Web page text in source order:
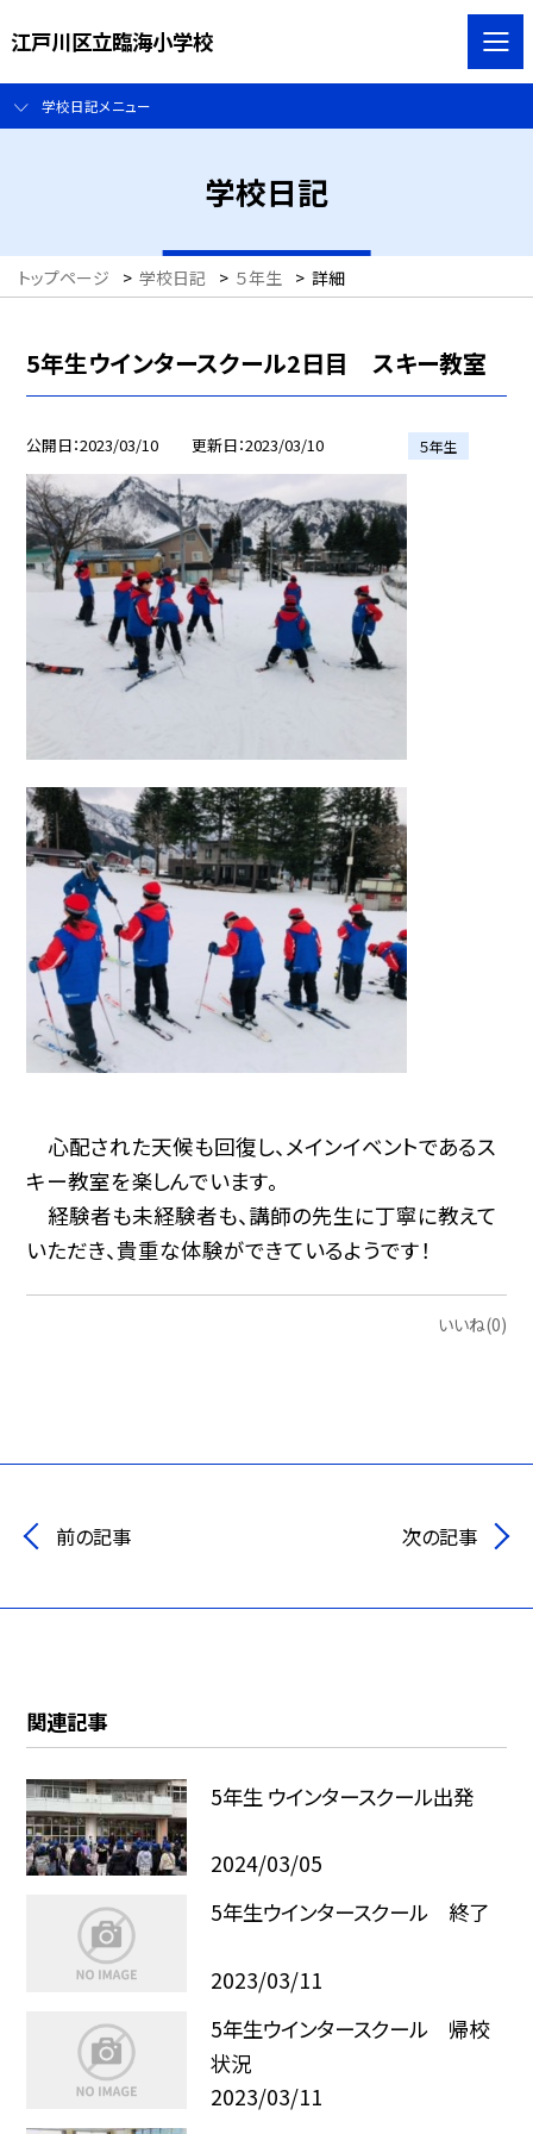
江戸川区立臨海小学校
学校日記メニュー
学校日記
トップページ > 学校日記 > ５年生 > 詳細
5年生ウインタースクール2日目 スキー教室
公開日 2023/03/10 更新日 2023/03/10 ５年生
心配された天候も回復し、メインイベントであるス
キー教室を楽しんでいます。
経験者も未経験者も、講師の先生に丁寧に教えて
いただき、貴重な体験ができているようです！
いいね(0)
前の記事 次の記事
関連記事
5年生 ウインタースクール出発
2024/03/05
5年生ウインタースクール 終了
2023/03/11
5年生ウインタースクール 帰校
状況
2023/03/11